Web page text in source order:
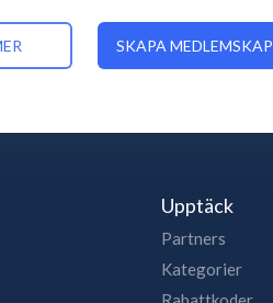
SKAPA MEDLEMSKAP
Upptäck
Partners
Kategorier